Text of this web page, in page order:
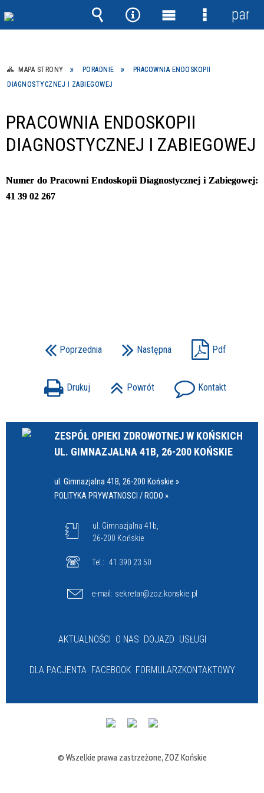
MAPA STRONY PORADNIE
PRACOWNIA ENDOSKOPII
DIAGNOSTYCZNEJ I ZABIEGOWEJ
PRACOWNIA ENDOSKOPII
DIAGNOSTYCZNEJ I ZABIEGOWEJ
Numer do Pracowni Endoskopii Diagnostycznej i Zabiegowej:
41 39 02 267
Poprzednia Następna Pdf
Drukuj Powrót Kontakt
ZESPÓŁ OPIEKI ZDROWOTNEJ W KOŃSKICH
UL. GIMNAZJALNA 41B, 26-200 KOŃSKIE
ul. Gimnazjalna 41B, 26-200 Końskie »
POLITYKA PRYWATNOSCI / RODO »
ul. Gimnazjalna 41b,
26-200 Końskie
Tel.: 41 390 23 50
e-mail: sekretar@zoz.konskie.pl
AKTUALNOŚCI O NAS DOJAZD USŁUGI
DLA PACJENTA FACEBOOK FORMULARZKONTAKTOWY
© Wszelkie prawa zastrzeżone, ZOZ Końskie
Wyszukiwarka
Narzędzia
Menu Menu
panel